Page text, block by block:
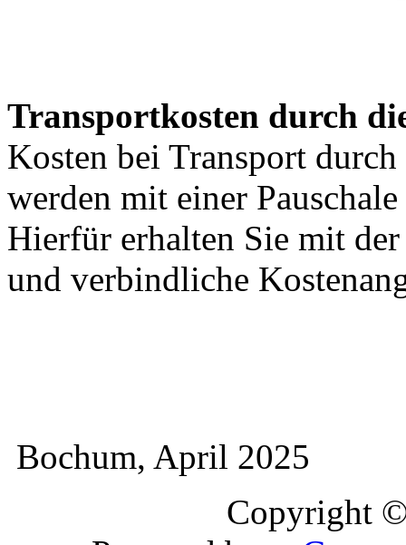
Transportkosten durch
Kosten bei Transport
werden mit einer
Hierfür erhalten Sie mit
und verbindliche
Bochum, April 2025
Copyright